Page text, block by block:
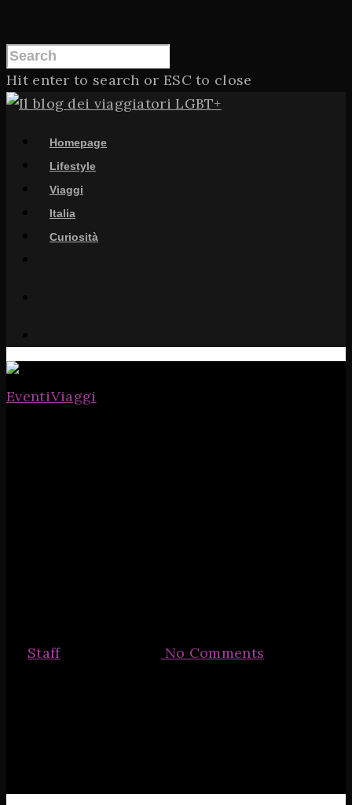
Hit enter to search or ESC to close
Homepage
Lifestyle
Viaggi
Italia
Curiosità
EventiViaggi
Staff31 Luglio 2019 No Comments